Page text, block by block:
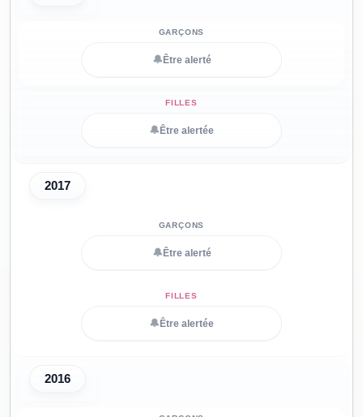
🔔 Être alerté
🔔 Être alertée
2017
🔔 Être alerté
🔔 Être alertée
2016